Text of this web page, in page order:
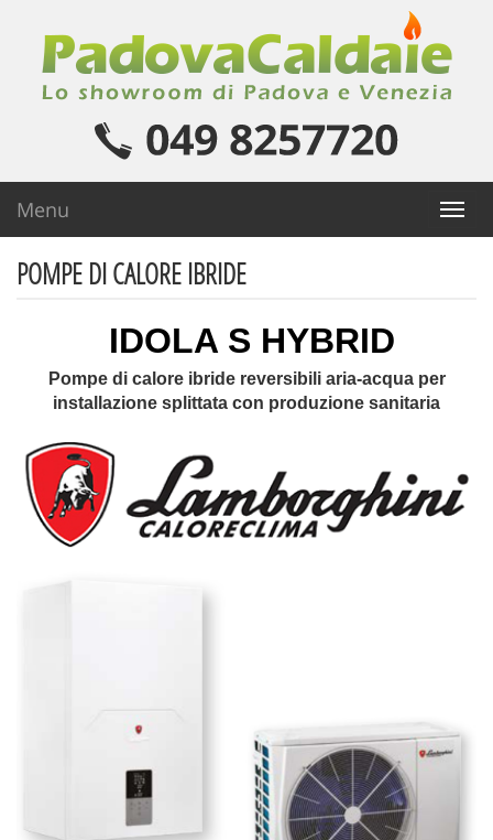
Menu
POMPE DI CALORE IBRIDE
IDOLA S HYBRID
Pompe di calore ibride reversibili aria-acqua per
installazione splittata con produzione sanitaria